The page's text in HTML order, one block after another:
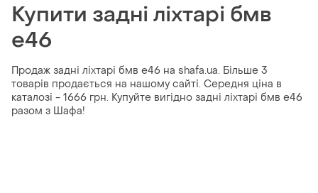
Купити задні ліхтарі бмв
е46
Продаж задні ліхтарі бмв е46 на shafa.ua. Більше 3
товарів продається на нашому сайті. Середня ціна в
каталозі - 1666 грн. Купуйте вигідно задні ліхтарі бмв е46
разом з Шафа!